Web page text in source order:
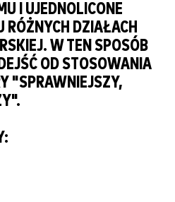
I UJEDNOLICONE
RÓŻNYCH DZIAŁACH
W TEN SPOSÓB
OD STOSOWANIA
"SPRAWNIEJSZY,